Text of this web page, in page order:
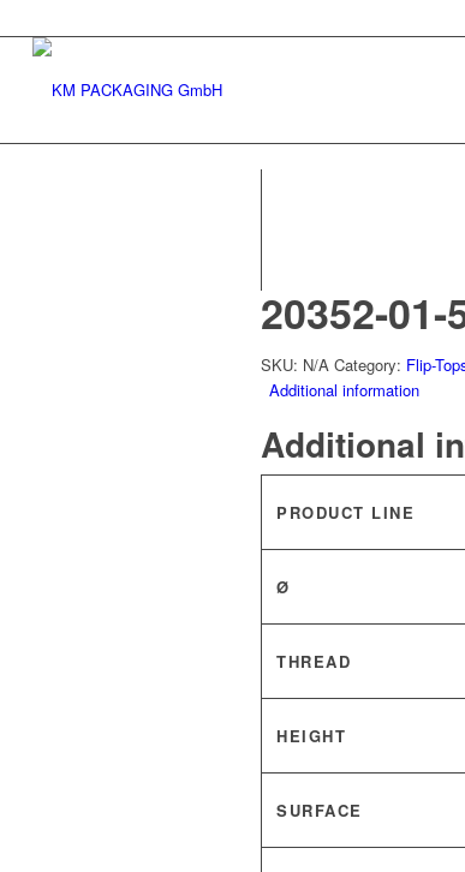
20352-01-
SKU: N/A Category: Flip-
Additional information
Additional
PRODUCT LINE
Ø
THREAD
HEIGHT
SURFACE